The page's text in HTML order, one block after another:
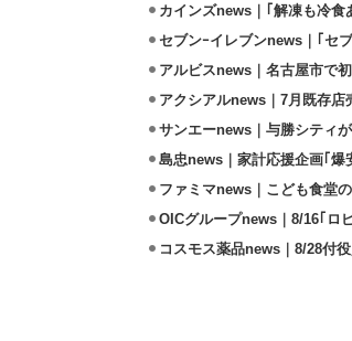
カインズnews｜｢解凍も冷食
セブンｰイレブンnews｜｢セ
アルビスnews｜名古屋市で
アクシアルnews｜7月既存店
サンエーnews｜与勝シティ
島忠news｜家計応援企画｢爆
ファミマnews｜こども食堂
OICグループnews｜8/16｢ロ
コスモス薬品news｜8/28付